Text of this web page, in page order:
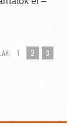
1 2 3